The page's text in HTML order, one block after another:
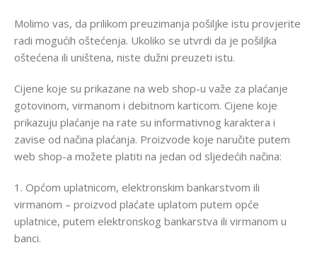
Molimo vas, da prilikom preuzimanja pošiljke istu provjerite
radi mogućih oštećenja. Ukoliko se utvrdi da je pošiljka
oštećena ili uništena, niste dužni preuzeti istu.
Cijene koje su prikazane na web shop-u važe za plaćanje
gotovinom, virmanom i debitnom karticom. Cijene koje
prikazuju plaćanje na rate su informativnog karaktera i
zavise od načina plaćanja. Proizvode koje naručite putem
web shop-a možete platiti na jedan od sljedećih načina:
1. Općom uplatnicom, elektronskim bankarstvom ili
virmanom – proizvod plaćate uplatom putem opće
uplatnice, putem elektronskog bankarstva ili virmanom u
banci.